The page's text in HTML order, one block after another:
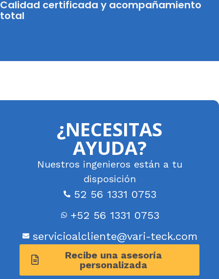
Calidad certificada y acompañamiento
total
¿NECESITAS
AYUDA?
Nuestros ingenieros están a tu
disposición
52 56 1331 0753
+52 56 1331 0753
servicioalcliente@vari-teck.com
Recibe una asesoría
personalizada